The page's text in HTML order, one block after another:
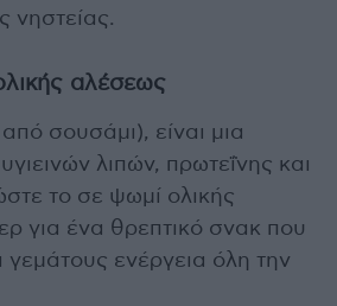
νηστείας.
αλέσεως
από σουσάμι), είναι μια
λιπών, πρωτεΐνης και
το σε ψωμί ολικής
για ένα θρεπτικό σνακ που
ενέργεια όλη την